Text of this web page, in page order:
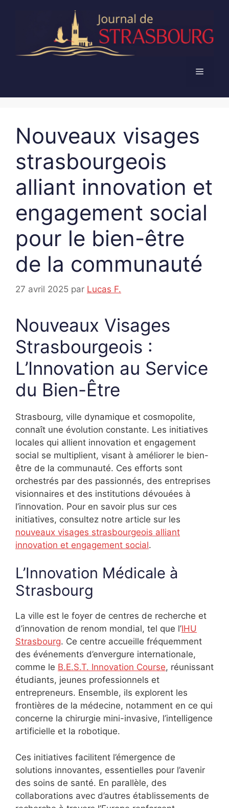
Menu
Nouveaux visages
strasbourgeois
alliant innovation et
engagement social
pour le bien-être
de la communauté
27 avril 2025 par Lucas F.
Nouveaux Visages
Strasbourgeois :
L’Innovation au Service
du Bien-Être
Strasbourg, ville dynamique et cosmopolite,
connaît une évolution constante. Les initiatives
locales qui allient innovation et engagement
social se multiplient, visant à améliorer le bien-
être de la communauté. Ces efforts sont
orchestrés par des passionnés, des entreprises
visionnaires et des institutions dévouées à
l’innovation. Pour en savoir plus sur ces
initiatives, consultez notre article sur les
nouveaux visages strasbourgeois alliant
innovation et engagement social.
L’Innovation Médicale à
Strasbourg
La ville est le foyer de centres de recherche et
d’innovation de renom mondial, tel que l’IHU
Strasbourg. Ce centre accueille fréquemment
des événements d’envergure internationale,
comme le B.E.S.T. Innovation Course, réunissant
étudiants, jeunes professionnels et
entrepreneurs. Ensemble, ils explorent les
frontières de la médecine, notamment en ce qui
concerne la chirurgie mini-invasive, l’intelligence
artificielle et la robotique.
Ces initiatives facilitent l’émergence de
solutions innovantes, essentielles pour l’avenir
des soins de santé. En parallèle, des
collaborations avec d’autres établissements de